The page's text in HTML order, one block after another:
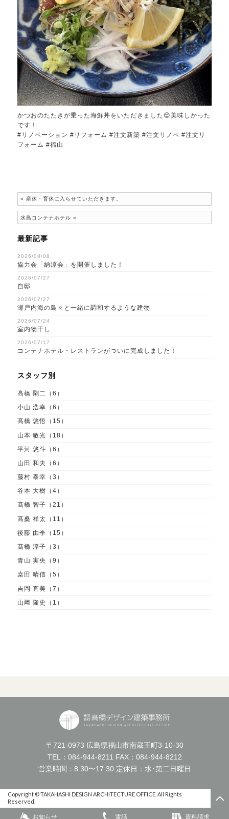
福山市工務店リノベーション・リフォーム 高知県桂浜 耐震改修工事見学ツアー
かつおのたたきが乗った海鮮丼をいただきました😊美味しかった
です！
#リノベーション #リフォーム #注文新築 #注文リノベ #注文リ
フォーム #福山
«産休・育休に入らせていただきます。
水島コンテナホテル »
最新記事
2026/08/08
協力会「納涼会」を開催しました！
2026/07/27
自邸
2026/07/27
瀬戸内海の島々と一緒に調和するような建物
2026/07/24
室内物干し
2026/07/17
コンテナホテル・レストランがついに完成しました！
スタッフ別
髙橋 剛二（6）
小山 浩幸（6）
髙橋 悠悟（15）
山本 敏光（18）
平河 悠斗（6）
山田 和夫（6）
藤村 泰幸（3）
谷本 大樹（4）
髙橋 智子（21）
髙桑 祥太（11）
後藤 由季（15）
髙橋 淳子（3）
青山 実央（9）
桒田 晴信（5）
吉岡 直美（7）
山﨑 隆史（1）
〒721-0973 広島県福山市南蔵王町3-10-30
TEL： 084-944-8211 FAX：084-944-8212
営業時間：8:30〜17:30 定休日：水･第二日曜日
Copyright © TAKAHASHI DESIGN ARCHITECTURE OFFICE. All Rights
Reserved.
お知らせ 電話 資料請求